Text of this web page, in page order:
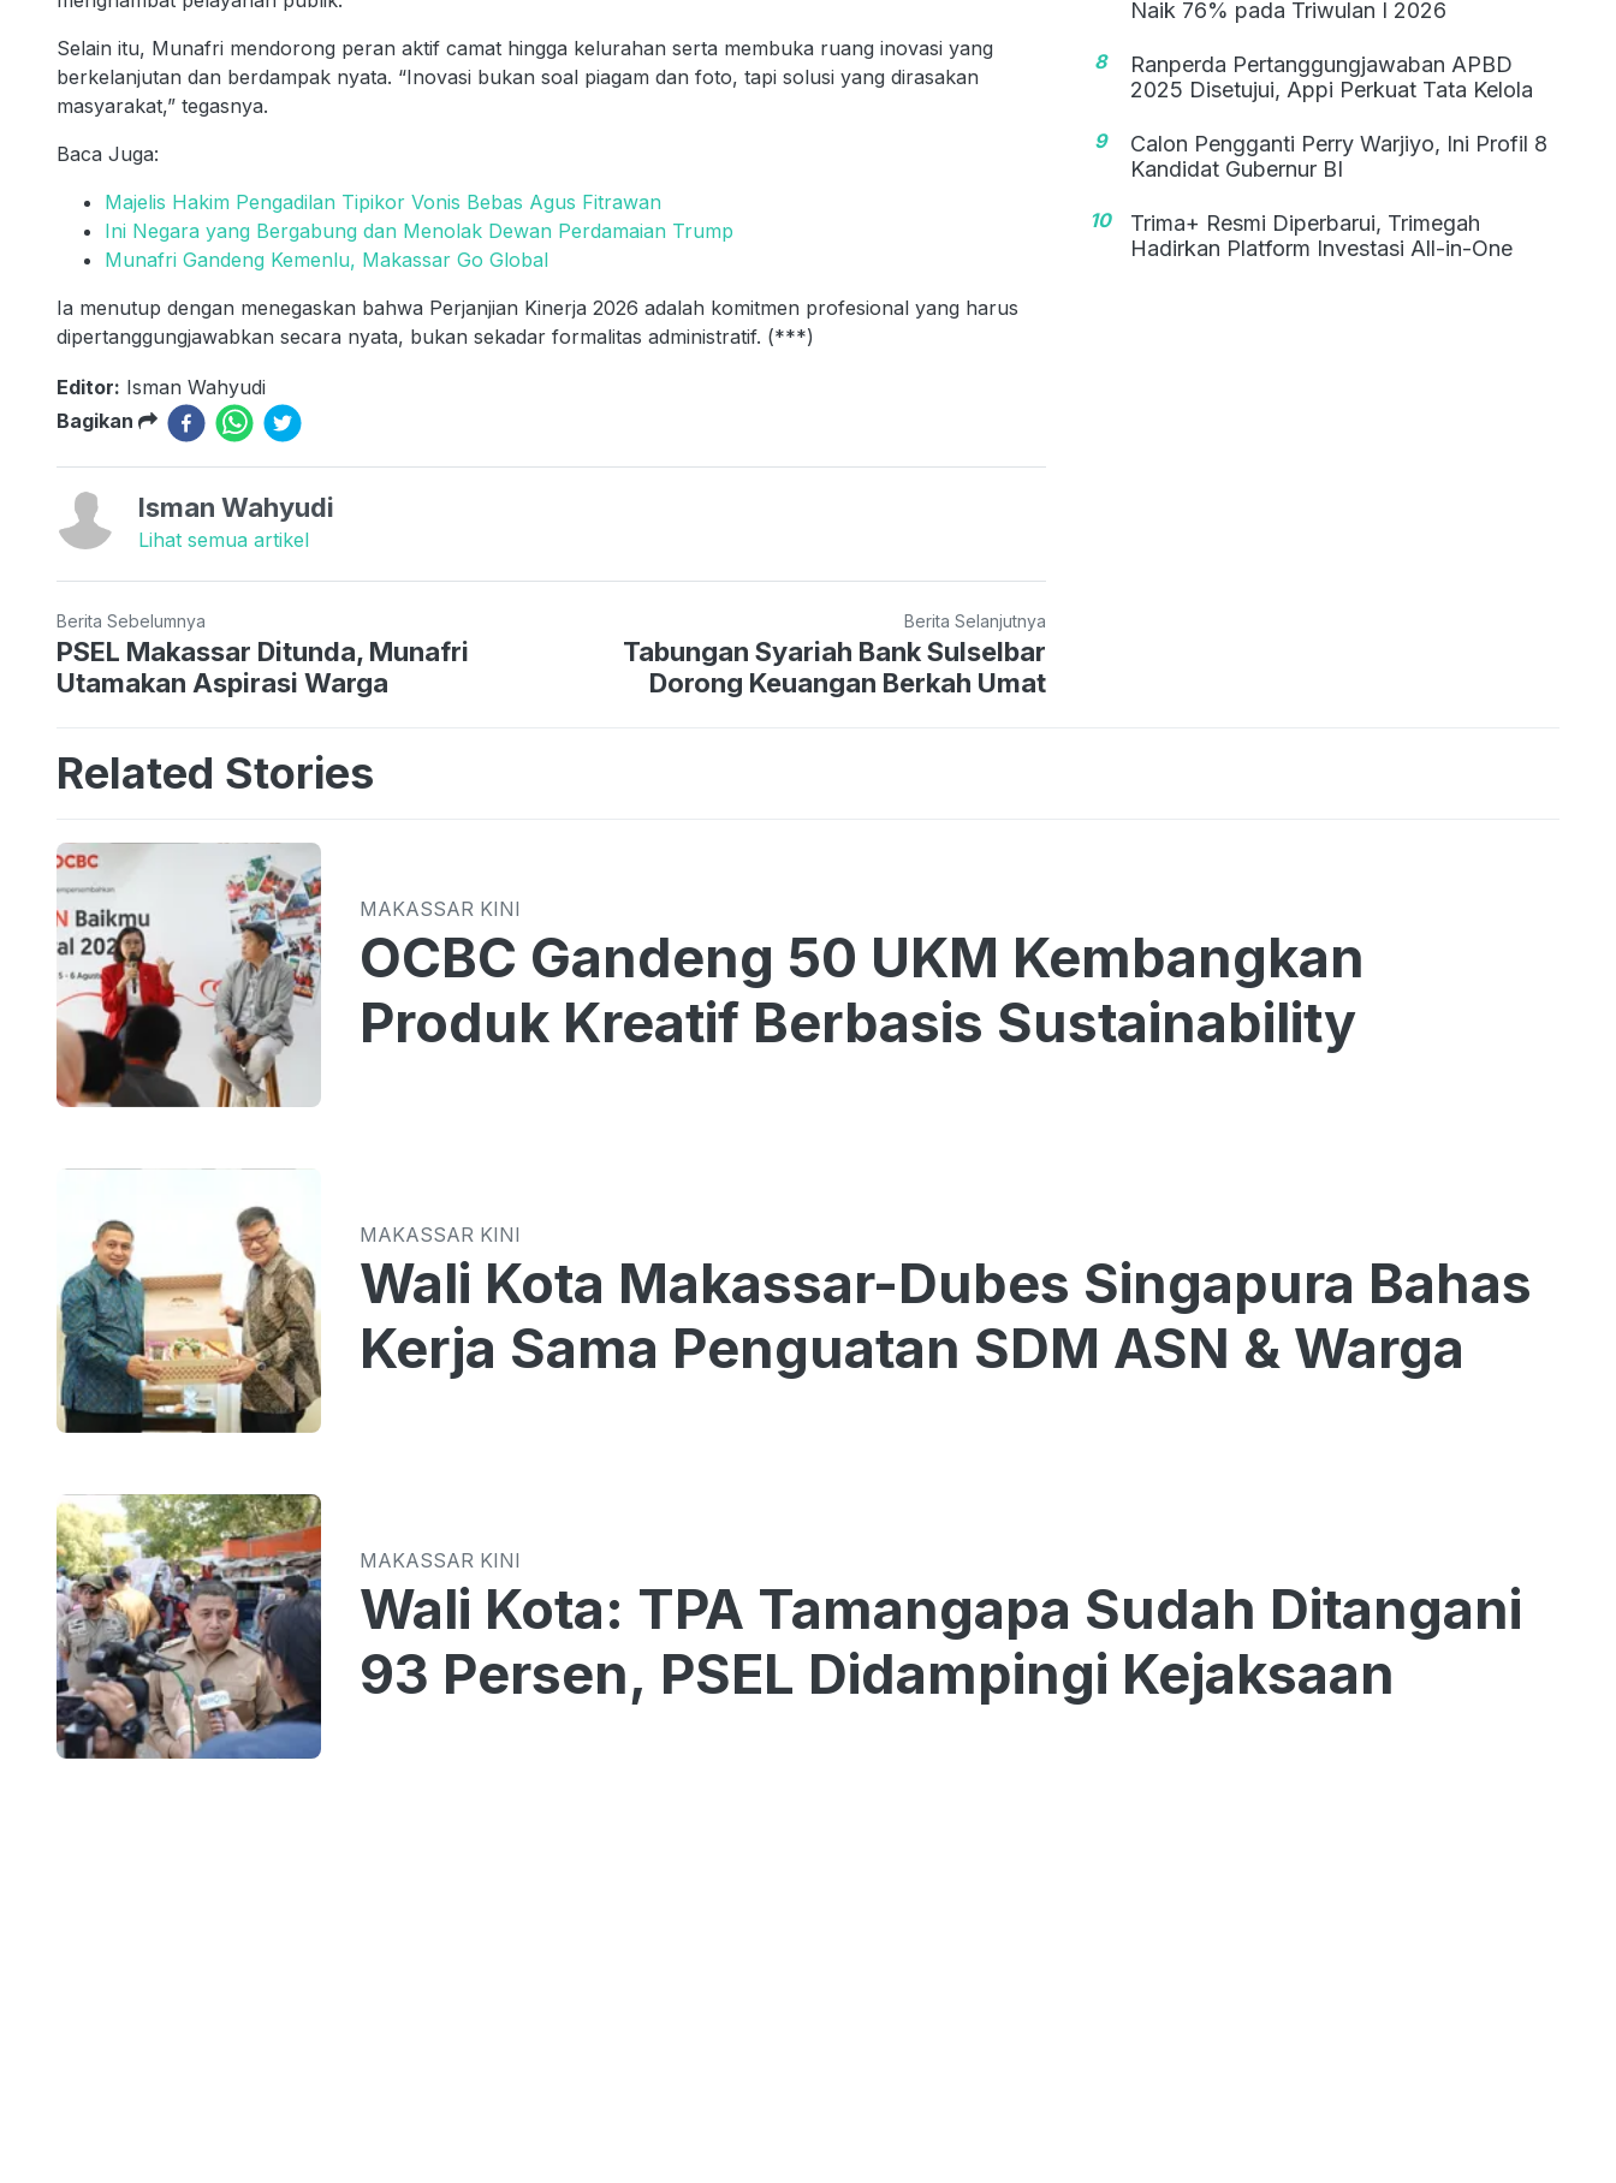
Selain itu, Munafri mendorong peran aktif camat hingga kelurahan serta membuka ruang inovasi yang
berkelanjutan dan berdampak nyata. “Inovasi bukan soal piagam dan foto, tapi solusi yang dirasakan
masyarakat,” tegasnya.
Baca Juga:
Majelis Hakim Pengadilan Tipikor Vonis Bebas Agus Fitrawan
Ini Negara yang Bergabung dan Menolak Dewan Perdamaian Trump
Munafri Gandeng Kemenlu, Makassar Go Global
Ia menutup dengan menegaskan bahwa Perjanjian Kinerja 2026 adalah komitmen profesional yang harus
dipertanggungjawabkan secara nyata, bukan sekadar formalitas administratif. (***)
Editor: Isman Wahyudi
Bagikan
Isman Wahyudi
Lihat semua artikel
Berita Sebelumnya
PSEL Makassar Ditunda, Munafri
Utamakan Aspirasi Warga
Berita Selanjutnya
Tabungan Syariah Bank Sulselbar
Dorong Keuangan Berkah Umat
Naik 76% pada Triwulan I 2026
8
Ranperda Pertanggungjawaban APBD
2025 Disetujui, Appi Perkuat Tata Kelola
9
Calon Pengganti Perry Warjiyo, Ini Profil 8
Kandidat Gubernur BI
10
Trima+ Resmi Diperbarui, Trimegah
Hadirkan Platform Investasi All-in-One
Related Stories
MAKASSAR KINI
OCBC Gandeng 50 UKM Kembangkan
Produk Kreatif Berbasis Sustainability
MAKASSAR KINI
Wali Kota Makassar-Dubes Singapura Bahas
Kerja Sama Penguatan SDM ASN & Warga
MAKASSAR KINI
Wali Kota: TPA Tamangapa Sudah Ditangani
93 Persen, PSEL Didampingi Kejaksaan